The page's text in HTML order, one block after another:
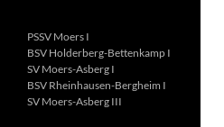
PSSV Moers I
BSV Holderberg-Bettenkamp I
SV Moers-Asberg I
BSV Rheinhausen-Bergheim I
SV Moers-Asberg III